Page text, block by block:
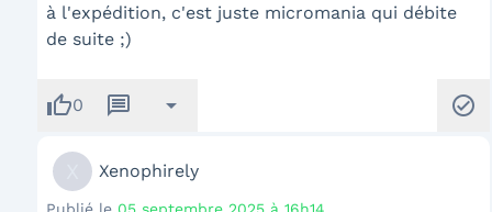
à l'expédition, c'est juste micromania qui débite
de suite ;)
thumb_up0 message arrow_drop_down check_circle
Xenophirely
Publié le 05 septembre 2025 à 16h14